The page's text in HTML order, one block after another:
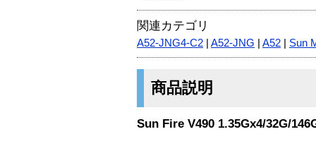
関連カテゴリ
A52-JNG4-C2 A52-JNG A52 Sun
商品説明
Sun Fire V490 1.35Gx4/32G/